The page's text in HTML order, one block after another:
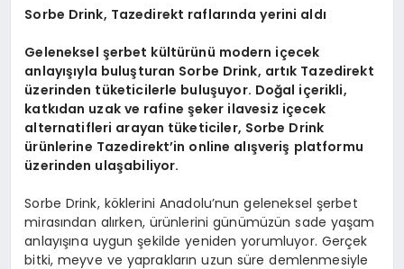
Sorbe Drink, Tazedirekt raflarında yerini aldı
Geleneksel şerbet kültürünü modern içecek
anlayışıyla buluşturan Sorbe Drink, artık Tazedirekt
üzerinden tüketicilerle buluşuyor. Doğal içerikli,
katkıdan uzak ve rafine şeker ilavesiz içecek
alternatifleri arayan tüketiciler, Sorbe Drink
ürünlerine Tazedirekt’in online alışveriş platformu
üzerinden ulaşabiliyor.
Sorbe Drink, köklerini Anadolu’nun geleneksel şerbet
mirasından alırken, ürünlerini günümüzün sade yaşam
anlayışına uygun şekilde yeniden yorumluyor. Gerçek
bitki, meyve ve yaprakların uzun süre demlenmesiyle